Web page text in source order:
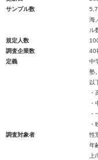
サンプル数
海
ル
規定人数
調査企業数
40
定義
中
塾。
以
調査対象者
性
年